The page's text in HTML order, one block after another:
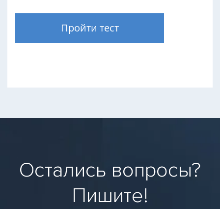
Пройти тест
Остались вопросы?
Пишите!